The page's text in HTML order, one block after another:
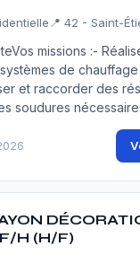
📍 42 - Saint-
missions :-
de
et raccorder des
soudures
H (H/F)